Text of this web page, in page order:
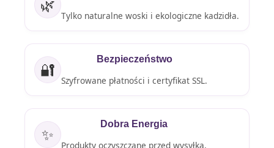
🌿
Tylko naturalne woski i ekologiczne kadzidła.
🔐
Bezpieczeństwo
Szyfrowane płatności i certyfikat SSL.
✨
Dobra Energia
Produkty oczyszczane przed wysyłką.